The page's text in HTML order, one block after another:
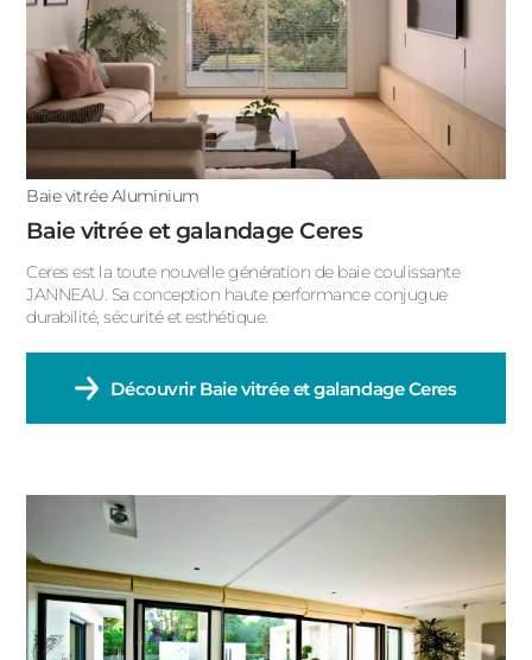
Baie vitrée coulissante
Baie vitrée d'angle
Baie vitrée fixe
Baie vitrée pliante
Grande baie vitrée
Baie vitrée Aluminium
Baie vitrée et galandage Ceres
Ceres est la toute nouvelle génération de baie coulissante
JANNEAU. Sa conception haute performance conjugue
durabilité, sécurité et esthétique.
Découvrir Baie vitrée et galandage Ceres
ACIER